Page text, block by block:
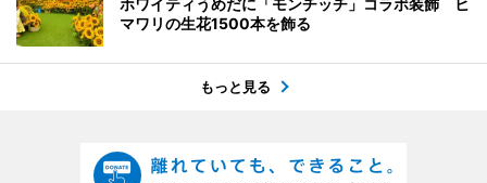
ホワイティうめだに「モンチッチ」コラボ装飾 ヒ
マワリの生花1500本を飾る
もっと見る